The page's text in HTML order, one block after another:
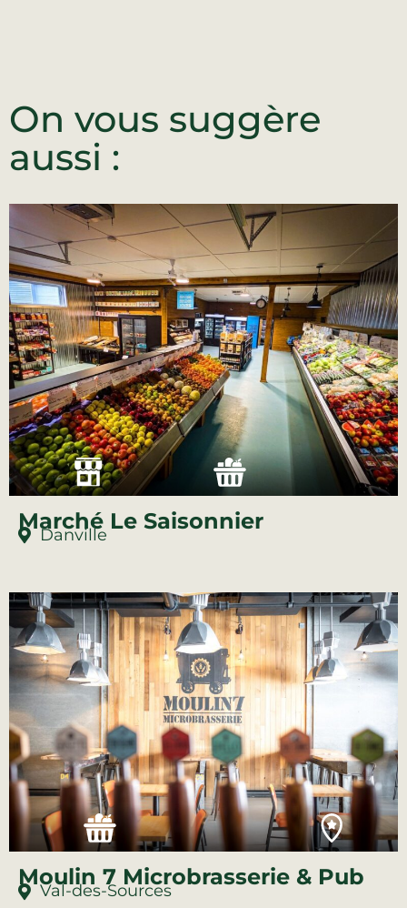
On vous suggère
aussi :
Marché Le Saisonnier
Danville
Moulin 7 Microbrasserie & Pub
Val-des-Sources